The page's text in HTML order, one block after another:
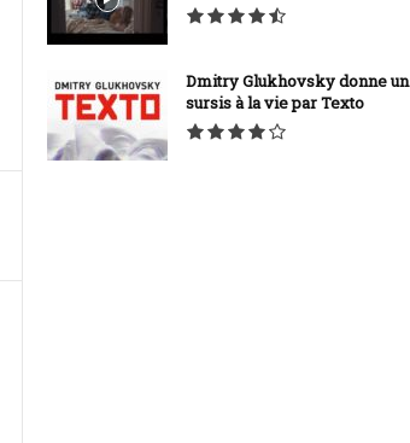
Dmitry Glukhovsky donne un
sursis à la vie par Texto